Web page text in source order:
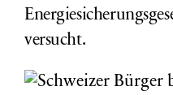
versucht.